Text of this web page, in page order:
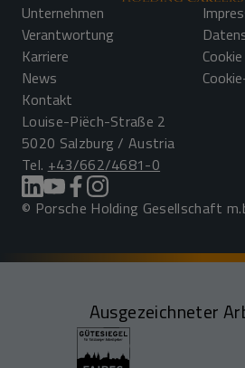
Unternehmen
Verantwortung
Karriere
News
Kontakt
Louise-Piëch-Straße 2
5020 Salzburg / Austria
Tel. +43/662/4681-0
© Porsche Holding Gesellschaft
Ausgezeichneter